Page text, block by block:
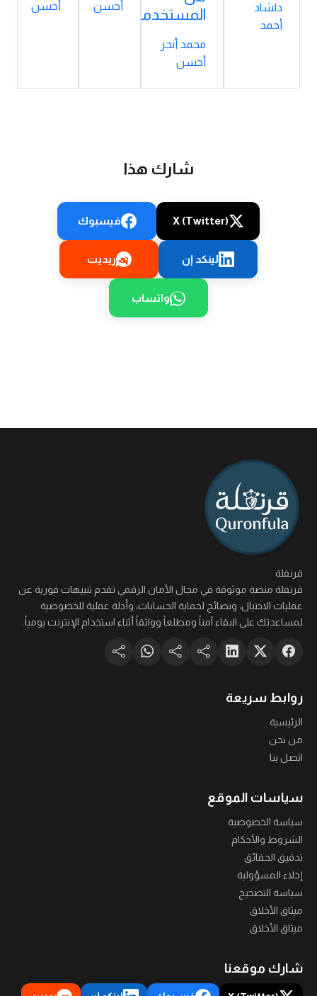
دلشاد
أحمد
المستخدمين؟
محمد أنجر
أحسن
أحسن
أحسن
شارك هذا
X (Twitter) فيسبوك
لينكد إن ريديت
واتساب
قرنفلة
قرنفلة منصة موثوقة في مجال الأمان الرقمي تقدم تنبيهات فورية عن
عمليات الاحتيال، ونصائح لحماية الحسابات، وأدلة عملية للخصوصية
لمساعدتك على البقاء آمناً ومطلعاً وواثقاً أثناء استخدام الإنترنت يومياً.
روابط سريعة
الرئيسية
من نحن
اتصل بنا
سياسات الموقع
سياسة الخصوصية
الشروط والأحكام
تدقيق الحقائق
إخلاء المسؤولية
سياسة التصحيح
ميثاق الأخلاق
ميثاق الأخلاق
شارك موقعنا